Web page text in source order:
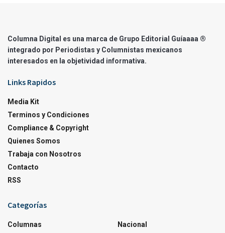
Columna Digital es una marca de Grupo Editorial Guíaaaa ®
integrado por Periodistas y Columnistas mexicanos
interesados en la objetividad informativa.
Links Rapidos
Media Kit
Terminos y Condiciones
Compliance & Copyright
Quienes Somos
Trabaja con Nosotros
Contacto
RSS
Categorías
Columnas
Nacional